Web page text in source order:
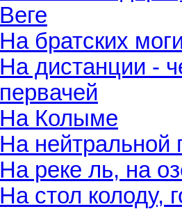
Веге
На братских
На дистанции -
первачей
На Колыме
На нейтральной
На реке ль, на
На стол колоду,